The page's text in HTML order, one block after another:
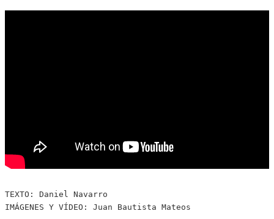
TEXTO: Daniel Navarro
IMÁGENES Y VÍDEO: Juan Bautista Mateos